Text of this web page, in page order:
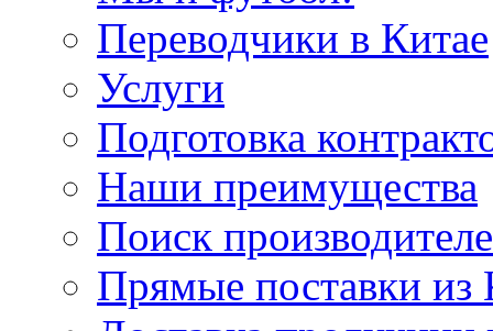
Переводчики в Китае
Услуги
Подготовка
Наши преимущества
Поиск
Прямые поставки из